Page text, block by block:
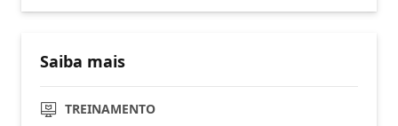
Saiba mais
TREINAMENTO